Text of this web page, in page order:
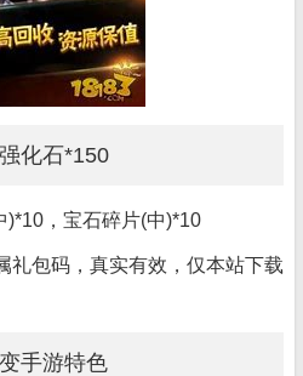
化石*150
)*10，宝石碎片(中)*10
礼包码，真实有效，仅本站下载
手游特色